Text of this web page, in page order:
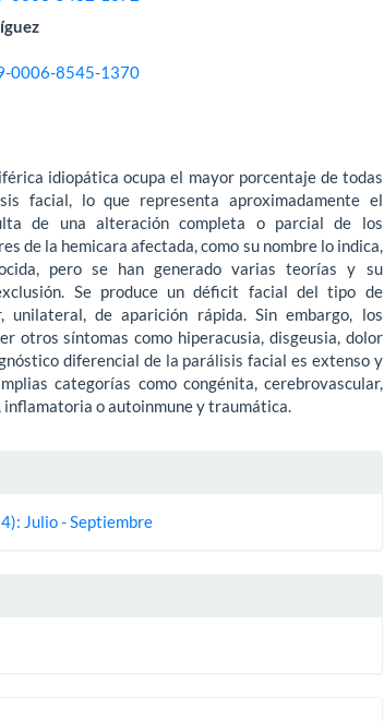
0006-8545-1370
idiopática ocupa el mayor porcentaje de todas
facial, lo que representa aproximadamente el
de una alteración completa o parcial de los
de la hemicara afectada, como su nombre lo indica,
pero se han generado varias teorías y su
Se produce un déficit facial del tipo de
unilateral, de aparición rápida. Sin embargo, los
otros síntomas como hiperacusia, disgeusia, dolor
diferencial de la parálisis facial es extenso y
categorías como congénita, cerebrovascular,
inflamatoria o autoinmune y traumática.
Julio - Septiembre